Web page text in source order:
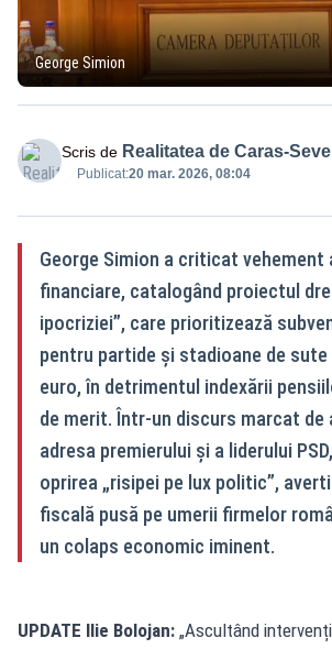
George Simion
Scris de Realitatea de Caras-
Publicat:20 mar. 2026, 08:04
George Simion a criticat vehement
financiare, catalogând proiectul
ipocriziei”, care prioritizează
pentru partide și stadioane de sute
euro, în detrimentul indexării
de merit. Într-un discurs marcat
adresa premierului și a liderului
oprirea „risipei pe lux politic”,
fiscală pusă pe umerii firmelor
un colaps economic iminent.
UPDATE Ilie Bolojan: „Ascultând